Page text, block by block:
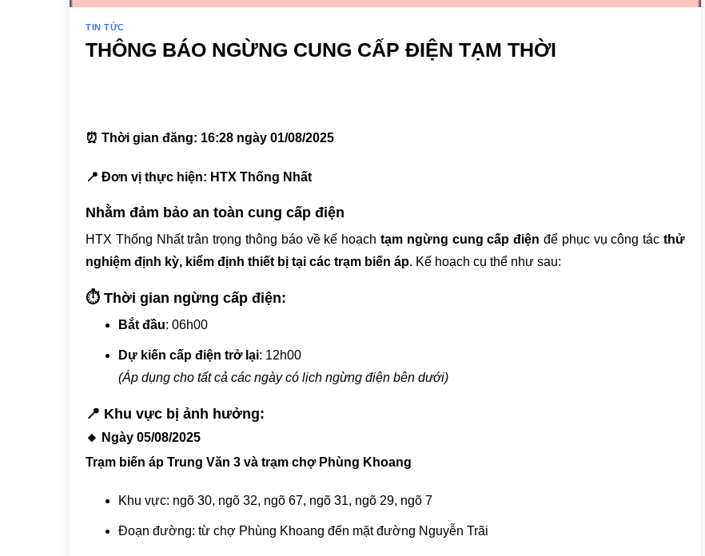
TIN TỨC
THÔNG BÁO NGỪNG CUNG CẤP ĐIỆN TẠM THỜI
⏰ Thời gian đăng: 16:28 ngày 01/08/2025
📍 Đơn vị thực hiện: HTX Thống Nhất
Nhằm đảm bảo an toàn cung cấp điện
HTX Thống Nhất trân trọng thông báo về kế hoạch tạm ngừng cung cấp điện để phục vụ công tácthử
nghiệm định kỳ, kiểm định thiết bị tại các trạm biến áp. Kế hoạch cụ thể như sau:
⏱ Thời gian ngừng cấp điện:
Bắt đầu: 06h00
Dự kiến cấp điện trở lại: 12h00
(Áp dụng cho tất cả các ngày có lịch ngừng điện bên dưới)
📍 Khu vực bị ảnh hưởng:
🔸 Ngày 05/08/2025
​Trạm biến áp Trung Văn 3 và trạm chợ Phùng Khoang
Khu vực: ngõ 30, ngõ 32, ngõ 67, ngõ 31, ngõ 29, ngõ 7
Đoạn đường: từ chợ Phùng Khoang đến mặt đường Nguyễn Trãi